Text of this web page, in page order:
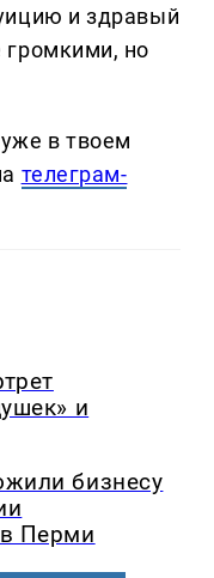
и здравый
но
в твоем
телеграм-
и
бизнесу
Перми